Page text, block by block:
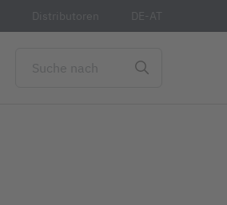
Distributoren DE-AT